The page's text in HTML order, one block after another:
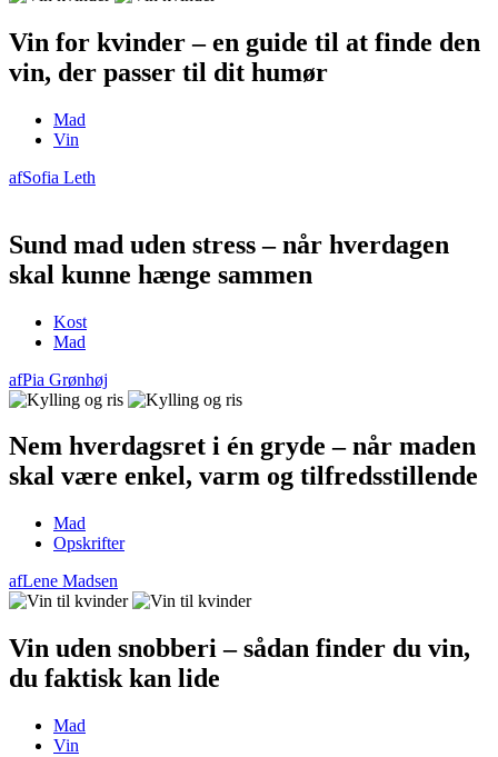
Vin for kvinder – en guide til at finde den
vin, der passer til dit humør
Mad
Vin
afSofia Leth
Sund mad uden stress – når hverdagen
skal kunne hænge sammen
Kost
Mad
afPia Grønhøj
Nem hverdagsret i én gryde – når maden
skal være enkel, varm og tilfredsstillende
Mad
Opskrifter
afLene Madsen
Vin uden snobberi – sådan finder du vin,
du faktisk kan lide
Mad
Vin